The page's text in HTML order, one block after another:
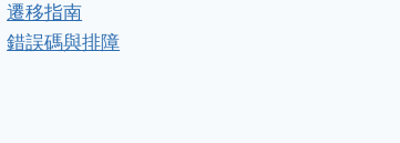
遷移指南
錯誤碼與排障